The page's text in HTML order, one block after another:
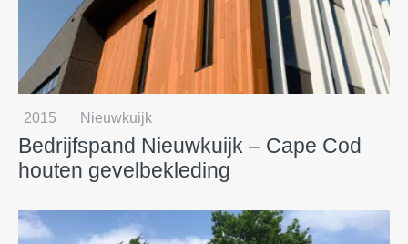
2015 Nieuwkuijk
Bedrijfspand Nieuwkuijk – Cape Cod
houten gevelbekleding